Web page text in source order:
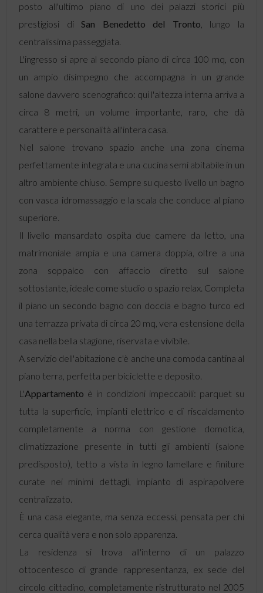
posto all'ultimo piano di uno dei palazzi storici più
prestigiosi diSan Benedetto del Tronto , lungo la
centralissima passeggiata.
L'ingresso si apre al secondo piano di circa 100 mq, con
un ampio disimpegno che accompagna in un grande
salone davvero scenografico: qui l'altezza interna arriva a
circa 8 metri, un volume importante, raro, che dà
carattere e personalità all'intera casa.
Nel salone trovano spazio anche una zona cinema
perfettamente integrata e una cucina semi abitabile in un
altro ambiente chiuso. Sempre su questo livello un bagno
con vasca idromassaggio e la scala che conduce al piano
superiore.
Il livello mansardato ospita due camere da letto, una
matrimoniale ampia e una camera doppia, oltre a una
zona soppalco con affaccio diretto sul salone
sottostante, ideale come studio o spazio relax. Completa
il piano un secondo bagno con doccia e bagno turco ed
una terrazza privata di circa 20 mq, vera estensione della
casa nella bella stagione, riservata e vivibile.
A servizio dell'abitazione c'è anche una comoda cantina al
piano terra, perfetta per biciclette e deposito.
L'Appartamento è in condizioni impeccabili: parquet su
tutta la superficie, impianti elettrico e di riscaldamento
completamente a norma con gestione domotica,
climatizzazione presente in tutti gli ambienti (salone
predisposto), tetto a vista in legno lamellare e finiture
curate nei minimi dettagli, impianto di aspirapolvere
centralizzato.
È una casa elegante, ma senza eccessi, pensata per chi
cerca qualità vera e non solo apparenza.
La residenza si trova all'interno di un palazzo
ottocentesco di grande rappresentanza, ex sede del
circolo cittadino, completamente ristrutturato nel 2005